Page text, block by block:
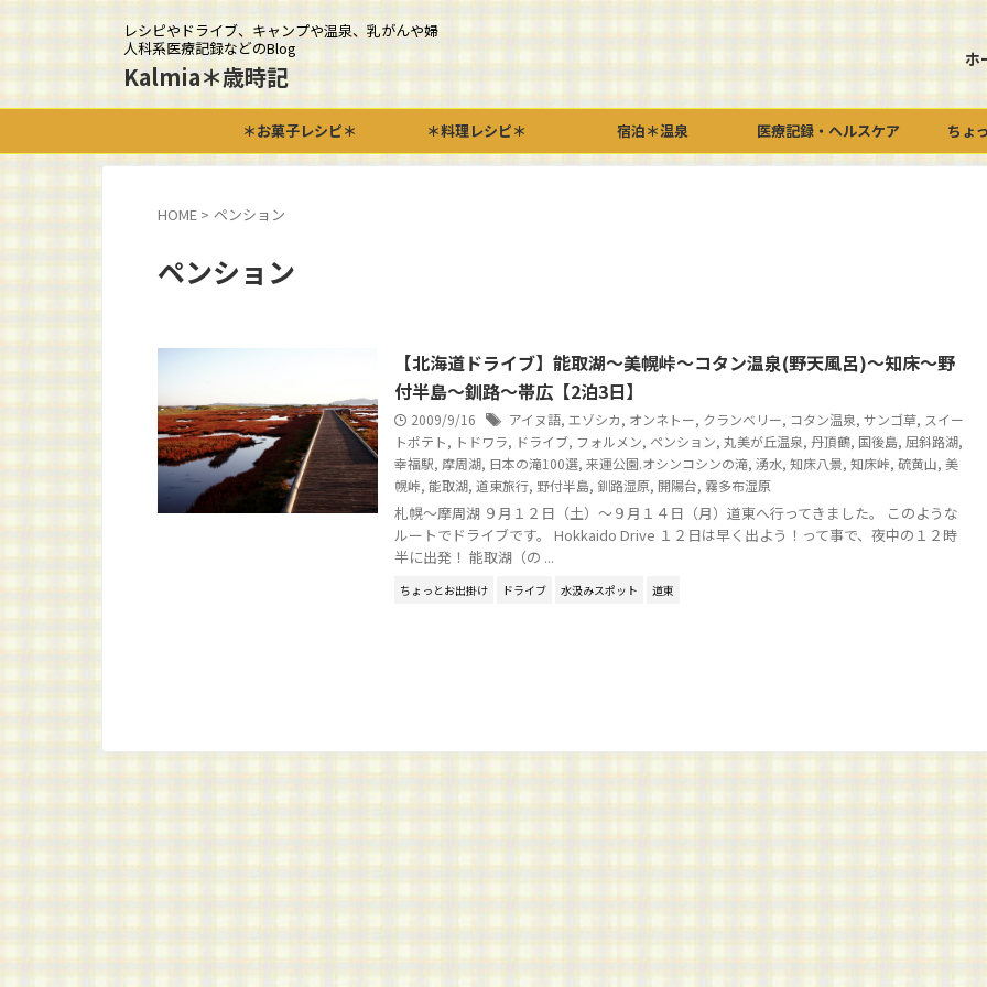
レシピやドライブ、キャンプや温泉、乳がんや婦
人科系医療記録などのBlog
Kalmia＊歳時記
ホ
＊お菓子レシピ＊ ＊料理レシピ＊ 宿泊＊温泉 医療記録・ヘルスケア ちょ
HOME > ペンション
ペンション
【北海道ドライブ】能取湖～美幌峠～コタン温泉(野天風呂)～知床～野
付半島～釧路～帯広【2泊3日】
2009/9/16 アイヌ語, エゾシカ, オンネトー, クランベリー, コタン温泉, サンゴ草, スイー
トポテト, トドワラ, ドライブ, フォルメン, ペンション, 丸美が丘温泉, 丹頂鶴, 国後島, 屈斜路湖,
幸福駅, 摩周湖, 日本の滝100選, 来運公園.オシンコシンの滝, 湧水, 知床八景, 知床峠, 硫黄山, 美
幌峠, 能取湖, 道東旅行, 野付半島, 釧路湿原, 開陽台, 霧多布湿原
札幌～摩周湖 ９月１２日（土）～９月１４日（月）道東へ行ってきました。 このような
ルートでドライブです。 Hokkaido Drive １２日は早く出よう！って事で、夜中の１２時
半に出発！ 能取湖（の ...
ちょっとお出掛け ドライブ 水汲みスポット 道東